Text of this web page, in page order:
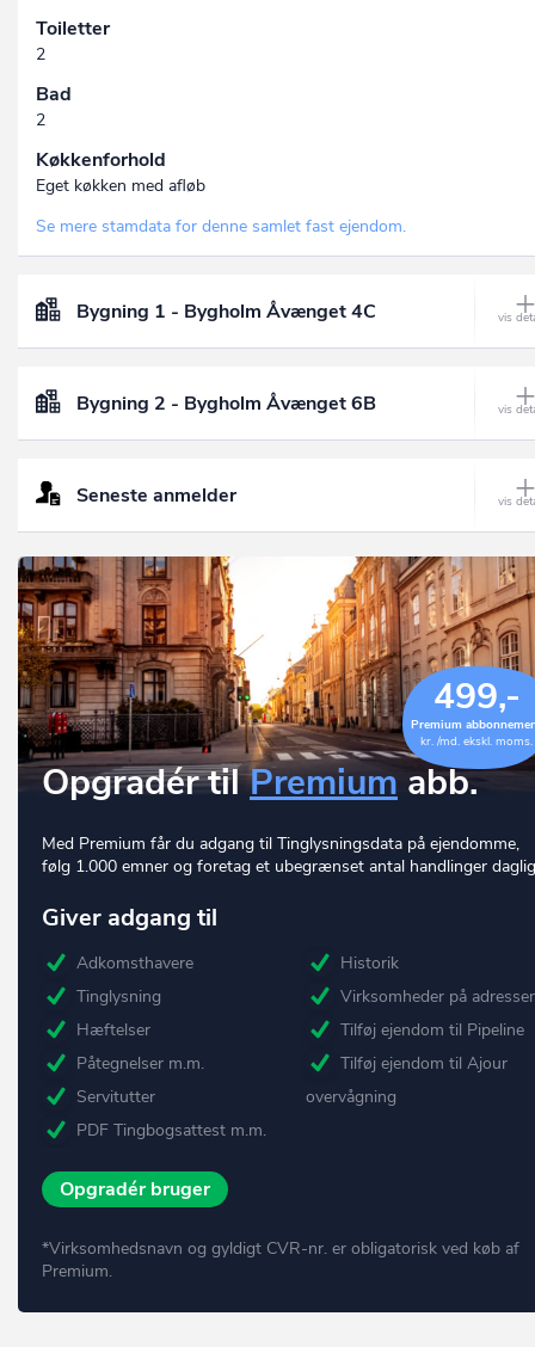
Toiletter
2
Bad
2
Køkkenforhold
Eget køkken med afløb
Se mere stamdata for denne samlet fast ejendom.
Bygning 1 - Bygholm Åvænget 4C
Bygning 2 - Bygholm Åvænget 6B
Seneste anmelder
499,-
Premium
kr. /md. ekskl. moms.
Opgradér tilPremium abb.
Med Premium får du adgang til Tinglysningsdata på ejendomme,
følg 1.000 emner og foretag et ubegrænset antal handlinger
Giver adgang til
Adkomsthavere
Tinglysning
Hæftelser
Påtegnelser m.m.
Servitutter
PDF Tingbogsattest m.m.
Historik
Virksomheder på
Tilføj ejendom til Pipeline
Tilføj ejendom til Ajour
overvågning
Opgradér bruger
*Virksomhedsnavn og gyldigt CVR-nr. er obligatorisk ved køb af
Premium.